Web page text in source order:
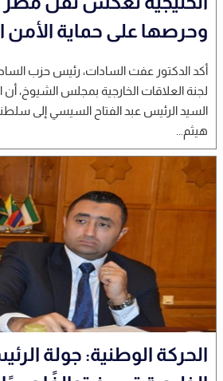
وحرصها على حماية الأمن
أكد الدكتور عفت السادات، رئيس حزب
لجنة العلاقات الخارجية بمجلس الشيوخ، أن
السيد الرئيس عبد الفتاح السيسي إلى
هيثم...
الحركة الوطنية: جولة